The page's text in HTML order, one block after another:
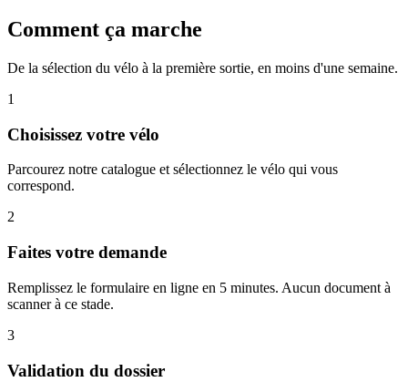
Comment ça marche
De la sélection du vélo à la première sortie, en moins d'une semaine.
1
Choisissez votre vélo
Parcourez notre catalogue et sélectionnez le vélo qui vous
correspond.
2
Faites votre demande
Remplissez le formulaire en ligne en 5 minutes. Aucun document à
scanner à ce stade.
3
Validation du dossier